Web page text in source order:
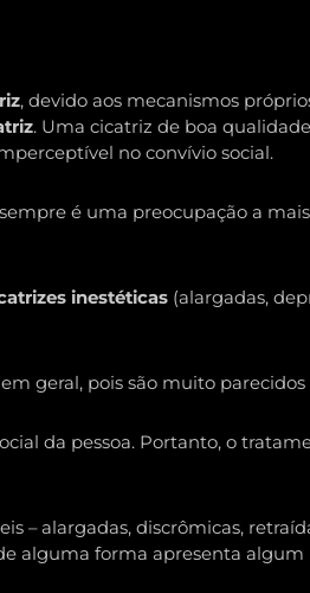
, devido aos mecanismos
. Uma cicatriz de boa
no convívio social.
é uma preocupação a
inestéticas(alargadas,
geral, pois são muito parecidos
da pessoa. Portanto, o
– alargadas, discrômicas,
alguma forma apresenta